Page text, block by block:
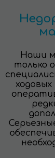
Наши
только